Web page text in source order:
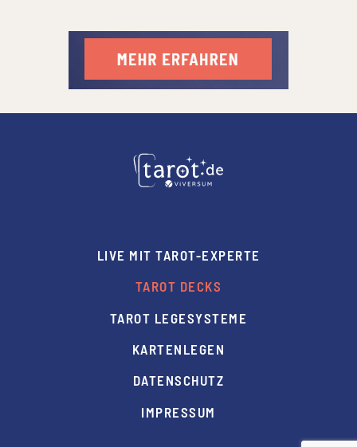
LIVE MIT TAROT-EXPERTE
TAROT DECKS
TAROT LEGESYSTEME
KARTENLEGEN
DATENSCHUTZ
IMPRESSUM